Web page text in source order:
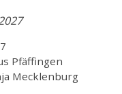
Pfäffingen
Mecklenburg